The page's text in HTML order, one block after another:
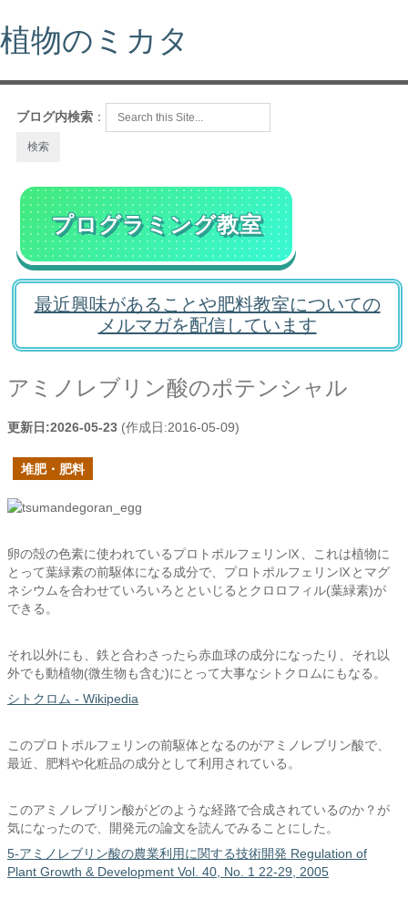
植物のミカタ
ブログ内検索 ：
プログラミング教室
最近興味があることや肥料教室についての
メルマガを配信しています
アミノレブリン酸のポテンシャル
更新日:2026-05-23 (作成日:2016-05-09)
堆肥・肥料
卵の殻の色素に使われているプロトポルフェリンⅨ、これは植物に
とって葉緑素の前駆体になる成分で、プロトポルフェリンⅨとマグ
ネシウムを合わせていろいろとといじるとクロロフィル(葉緑素)が
できる。
それ以外にも、鉄と合わさったら赤血球の成分になったり、それ以
外でも動植物(微生物も含む)にとって大事なシトクロムにもなる。
シトクロム - Wikipedia
このプロトポルフェリンの前駆体となるのがアミノレブリン酸で、
最近、肥料や化粧品の成分として利用されている。
このアミノレブリン酸がどのような経路で合成されているのか？が
気になったので、開発元の論文を読んでみることにした。
5-アミノレブリン酸の農業利用に関する技術開発 Regulation of
Plant Growth & Development Vol. 40, No. 1 22-29, 2005